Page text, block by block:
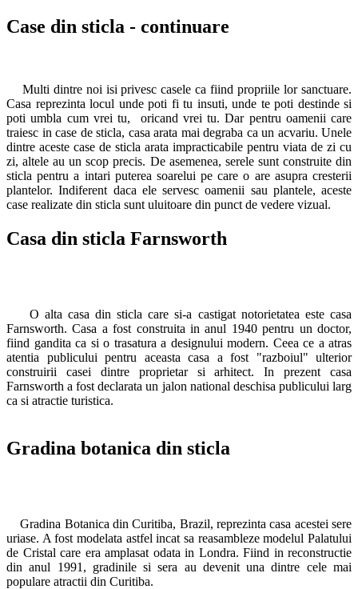
Case din sticla - continuare
Multi dintre noi isi privesc casele ca fiind propriile lor sanctuare.
Casa reprezinta locul unde poti fi tu insuti, unde te poti destinde si
poti umbla cum vrei tu, oricand vrei tu. Dar pentru oamenii care
traiesc in case de sticla, casa arata mai degraba ca un acvariu. Unele
dintre aceste case de sticla arata impracticabile pentru viata de zi cu
zi, altele au un scop precis. De asemenea, serele sunt construite din
sticla pentru a intari puterea soarelui pe care o are asupra cresterii
plantelor. Indiferent daca ele servesc oamenii sau plantele, aceste
case realizate din sticla sunt uluitoare din punct de vedere vizual.
Casa din sticla Farnsworth
O alta casa din sticla care si-a castigat notorietatea este casa
Farnsworth. Casa a fost construita in anul 1940 pentru un doctor,
fiind gandita ca si o trasatura a designului modern. Ceea ce a atras
atentia publicului pentru aceasta casa a fost "razboiul" ulterior
construirii casei dintre proprietar si arhitect. In prezent casa
Farnsworth a fost declarata un jalon national deschisa publicului larg
ca si atractie turistica.
Gradina botanica din sticla
Gradina Botanica din Curitiba, Brazil, reprezinta casa acestei sere
uriase. A fost modelata astfel incat sa reasambleze modelul Palatului
de Cristal care era amplasat odata in Londra. Fiind in reconstructie
din anul 1991, gradinile si sera au devenit una dintre cele mai
populare atractii din Curitiba.